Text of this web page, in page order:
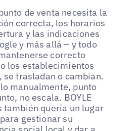
de venta necesita la
correcta, los horarios
y las indicaciones
y más allá – y todo
correcto
los establecimientos
se trasladan o cambian.
manualmente, punto
no escala. BOYLE
también quería un lugar
gestionar su